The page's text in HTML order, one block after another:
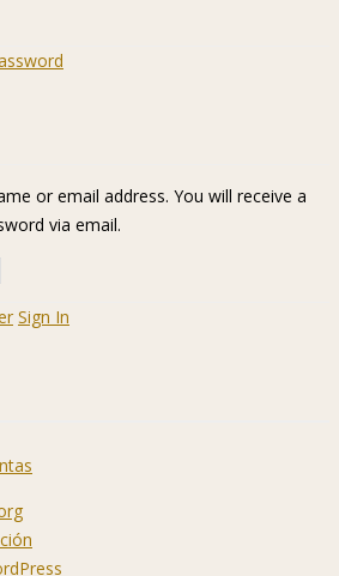
or email address. You will receive a
via email.
Sign In